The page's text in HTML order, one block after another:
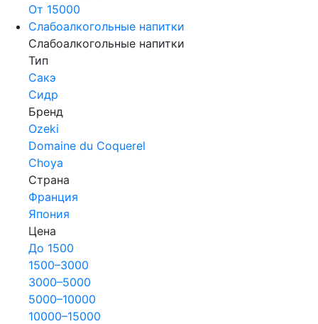
От 15000
Слабоалкогольные напитки
Слабоалкогольные напитки
Тип
Сакэ
Сидр
Бренд
Ozeki
Domaine du Coquerel
Choya
Страна
Франция
Япония
Цена
До 1500
1500–3000
3000–5000
5000–10000
10000–15000